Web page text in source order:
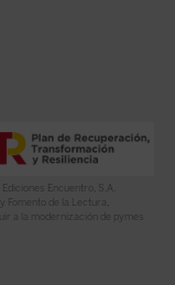
Encuentro, S.A.
Fomento de la Lectura,
a la modernización de pymes